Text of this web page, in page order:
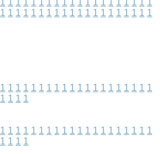
1 1 1 1 1 1 1 1 1 1 1 1 1 1 1 1 1 1 1 1
1 1 1 1 1 1 1 1 1 1 1 1 1 1 1 1 1 1 1 1
1 1 1 1
1 1 1 1 1 1 1 1 1 1 1 1 1 1 1 1 1 1 1 1
1 1 1 1